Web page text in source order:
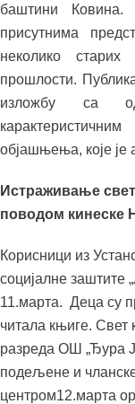
баштини
присутнима
неколико
прошлости.
изложбу са
објашњења, које
Истраживање
поводом кинеске
Корисници из
социјалне заштите
11.марта. Деца су
читала књиге. Свет
разреда ОШ „Ђура
подељене и
центром12.марта